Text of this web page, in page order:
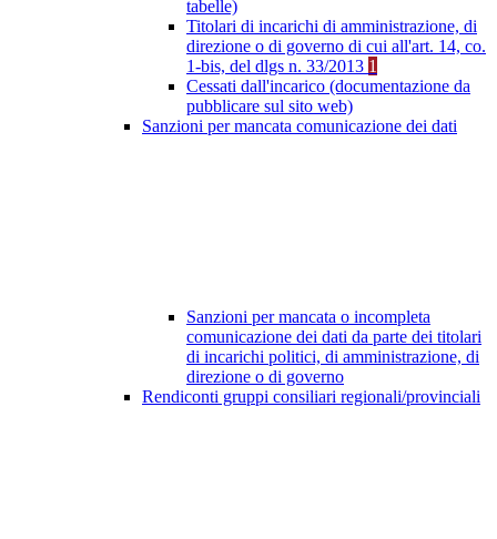
tabelle)
Titolari di incarichi di amministrazione, di
direzione o di governo di cui all'art. 14, co.
1-bis, del dlgs n. 33/2013 1
Cessati dall'incarico (documentazione da
pubblicare sul sito web)
Sanzioni per mancata comunicazione dei dati
Sanzioni per mancata o incompleta
comunicazione dei dati da parte dei titolari
di incarichi politici, di amministrazione, di
direzione o di governo
Rendiconti gruppi consiliari regionali/provinciali